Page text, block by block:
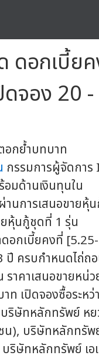
ดอกเบี้
จอง 20
อกย้ำบทบาท
กรรมการผู้จัดการ
มด้านเงินทุนใน
นการเสนอขายหุ้
หุ้นกู้ชุดที่ 1 รุ่น
อกเบี้ยคงที่
ปี ครบกำหนดไถ่ถ
าคาเสนอขายหน่ว
เปิดจองซื้อระหว่
ริษัทหลักทรัพย์ ห
น), บริษัทหลักทรัพ
ริษัทหลักทรัพย์ เอ